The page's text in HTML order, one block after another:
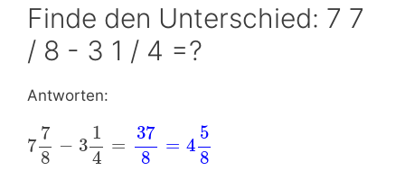
Finde den Unterschied: 7 7
/ 8 - 3 1 / 4 =?
Antworten:
7
7
8
− 3
1
4
=
37
8
= 4
5
8